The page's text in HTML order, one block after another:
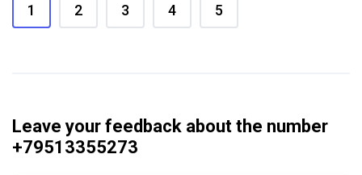
1 2 3 4 5
Leave your feedback about the number
+79513355273